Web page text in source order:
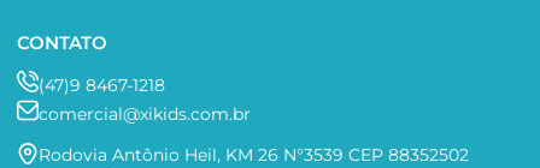
CONTATO
(47)9 8467-1218
comercial@xikids.com.br
Rodovia Antônio Heil, KM 26 N°3539 CEP 88352502